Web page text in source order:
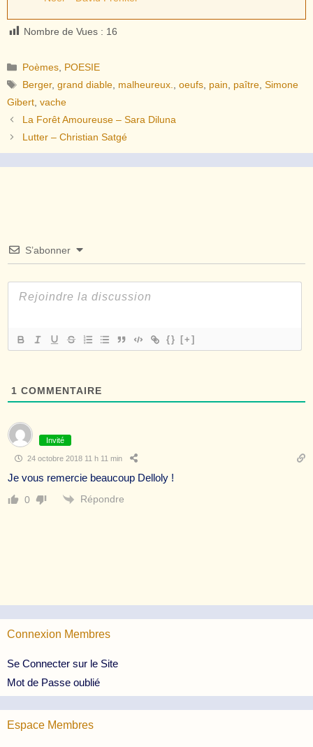
Nombre de Vues : 16
Catégories
Poèmes POESIE
Étiquettes
Berger,grand diable malheureux. ,oeufs pain paître ,Simone
Gibert vache
La Forêt Amoureuse – Sara Diluna
Lutter – Christian Satgé
S’abonner
{} [+]
1 COMMENTAIRE
Invité
24 octobre 2018 11 h 11 min
Je vous remercie beaucoup Delloly !
0 Répondre
Connexion Membres
Se Connecter sur le Site
Mot de Passe oublié
Espace Membres